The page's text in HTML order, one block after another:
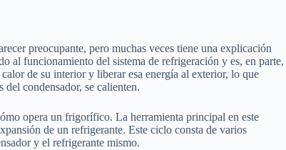
preocupante, pero muchas veces tiene una explicación
al funcionamiento del sistema de refrigeración y es, en parte,
de su interior y liberar esa energía al exterior, lo que
del condensador, se calienten.
opera un frigorífico. La herramienta principal en este
de un refrigerante. Este ciclo consta de varios
y el refrigerante mismo.